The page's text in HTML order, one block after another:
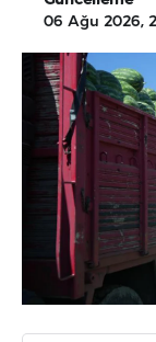
06 Ağu 2026,